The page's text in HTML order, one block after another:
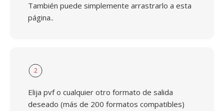
También puede simplemente arrastrarlo a esta
página..
2
Elija pvf o cualquier otro formato de salida
deseado (más de 200 formatos compatibles)